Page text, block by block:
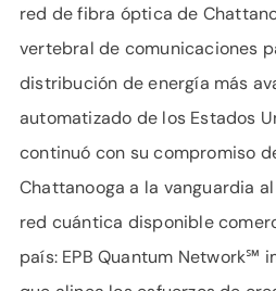
red de fibra óptica de
vertebral de comunicaciones
distribución de energía más
automatizado de los Estados
continuó con su compromiso
Chattanooga a la vanguardia
red cuántica disponible
país: EPB Quantum Network℠